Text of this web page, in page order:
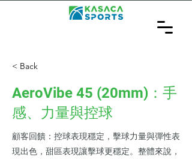
< Back
AeroVibe 45 (20mm)：手
感、力量與控球
顧客回饋：控球表現穩定，擊球力量與彈性表
現出色，甜區表現讓擊球更穩定。整體來說，